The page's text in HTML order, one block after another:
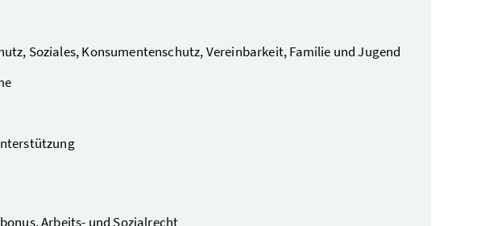
Soziales, Konsumentenschutz, Vereinbarkeit, Familie und Jugend
Arbeits- und Sozialrecht